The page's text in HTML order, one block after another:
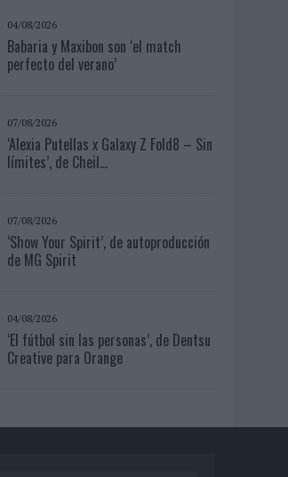
04/08/2026
Babaria y Maxibon son ‘el match
perfecto del verano’
07/08/2026
‘Alexia Putellas x Galaxy Z Fold8 – Sin
límites’, de Cheil...
07/08/2026
‘Show Your Spirit’, de autoproducción
de MG Spirit
04/08/2026
‘El fútbol sin las personas’, de Dentsu
Creative para Orange